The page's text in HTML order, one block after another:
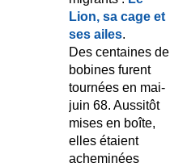
Lion, sa cage et
ses ailes.
Des centaines de
bobines furent
tournées en mai-
juin 68. Aussitôt
mises en boîte,
elles étaient
acheminées